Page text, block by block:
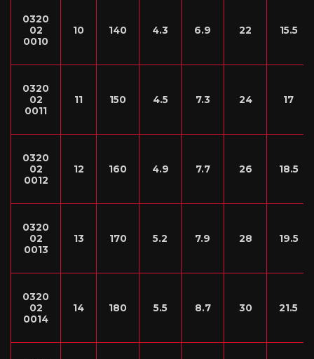
0320
02
0010
10 140 4.3 6.9 22 15.5
0320
02
0011
11 150 4.5 7.3 24 17
0320
02
0012
12 160 4.9 7.7 26 18.5
0320
02
0013
13 170 5.2 7.9 28 19.5
0320
02
0014
14 180 5.5 8.7 30 21.5